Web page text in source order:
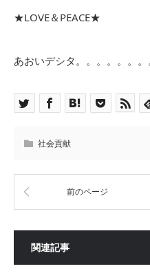
★LOVE＆PEACE★
あおいデシタ。。。。。。。
社会貢献
前のページ
関連記事